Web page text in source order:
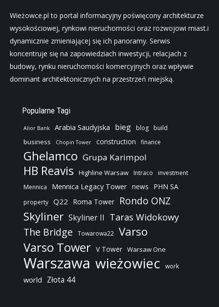
Wieżowce.pl to portal informacyjny poświęcony architekturze
wysokościowej, rynkowi nieruchomości oraz rozwojowi miast.i
dynamicznie zmieniającej się ich panoramy. Serwis
koncentruje się na zapowiedziach inwestycji, relacjach z
budowy, rynku nieruchomości komercyjnych oraz wpływie
dominant architektonicznych na przestrzeń miejską.
Popularne Tagi
Alior Bank Arabia Saudyjska bieg blog build
business Chopin Tower construction finance
Ghelamco Grupa Karimpol
HB Reavis Highline Warsaw Intraco
investment
Mennica
Mennica Legacy Tower news PHN SA
property Q22 Roma Tower Rondo ONZ
Skyliner Skyliner II Taras Widokowy
The Bridge Towarowa22 Varso
Varso Tower V Tower Warsaw One
Warszawa wieżowiec work
world Złota 44